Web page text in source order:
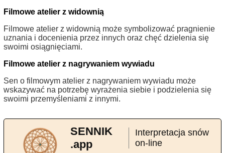
Filmowe atelier z widownią
Filmowe atelier z widownią może symbolizować pragnienie
uznania i docenienia przez innych oraz chęć dzielenia się
swoimi osiągnięciami.
Filmowe atelier z nagrywaniem wywiadu
Sen o filmowym atelier z nagrywaniem wywiadu może
wskazywać na potrzebę wyrażenia siebie i podzielenia się
swoimi przemyśleniami z innymi.
SENNIK
.app
Interpretacja snów
on-line